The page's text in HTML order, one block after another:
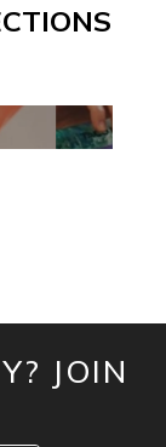
TAILOR
JOIN